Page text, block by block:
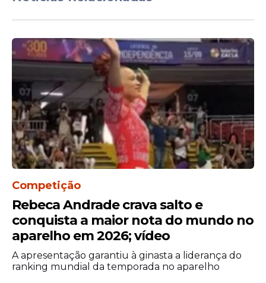
de competições disputadas antes de 1994.
Debate histórico segue
sem definição
Até o momento, a CBF não anunciou
qualquer decisão definitiva sobre os
pedidos apresentados pelos clubes. O
assunto continua em análise e envolve
Competição
Rebeca Andrade crava salto e
conquista a maior nota do mundo no
aparelho em 2026; vídeo
A apresentação garantiu à ginasta a liderança do
ranking mundial da temporada no aparelho